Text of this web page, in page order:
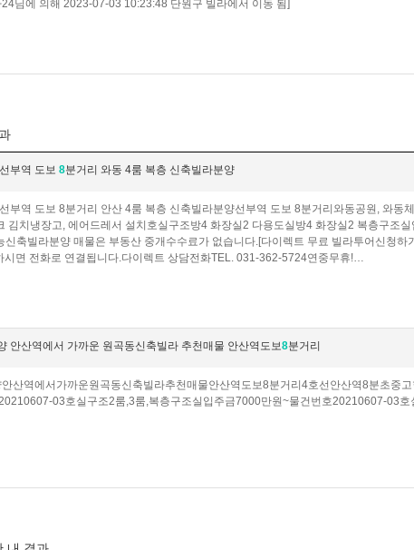
님에 의해 2023-07-03 10:23:48 단원구 빌라에서 이동 됨]
부역 도보 8분거리 와동 4룸 복층 신축빌라분양
부역 도보 8분거리 안산 4룸 복층 신축빌라분양선부역 도보 8분거리와동공원, 와동
김치냉장고, 에어드레서 설치호실구조방4 화장실2 다용도실방4 화장실2 복층구조
신축빌라분양 매물은 부동산 중개수수료가 없습니다.[다이렉트 무료 빌라투어신청
면 전화로 연결됩니다.다이렉트 상담전화 TEL. 031-362-5724 연중무휴!…
안산역에서 가까운 원곡동신축빌라 추천매물 안산역도보8분거리
산역에서가까운원곡동신축빌라추천매물안산역도보8분거리4호선안산역8분초중
03호실구조2룸,3룸,복층구조실입주금7000만원~물건번호20210607-03